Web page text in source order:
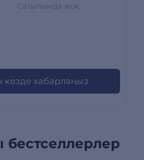
Сатылымда жоқ
кезде хабарлаңыз
бестселлерлер